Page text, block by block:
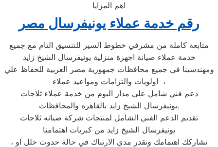
اهم المزايا
رقم خدمة عملاء يونيفرسال مصر
متابعة كاملة من مشرفي خطوط السير للتنسيق التام مع جميع
خدمة عملاء صيانة اجهزة منزلية يونيفرسال الشيخ زايد
ومهندسينا في جميع محافظات جمهورية مصر العربية للحفاظ علي
اولويات والتزامات ومواعيد عملاء ،
دعم فني شامل علي مدار اليوم من خدمة عملاء ثلاجات
يونيفرسال الشيخ زايد بالقاهره والمحافظات.
تقديم الدعم الفني الشامل لمنتجات شركة صيانه ثلاجات
يونيفرسال الشيخ زايد من كبريات اهتمامنا
، نشاركك اهتمامك ونقدر مدي الارتباك في حالة حدوث خلل او